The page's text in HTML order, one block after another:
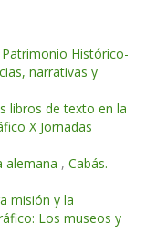
Histórico-
narrativas y
libros de texto en la
X Jornadas
alemana , Cabás.
misión y la
Los museos y